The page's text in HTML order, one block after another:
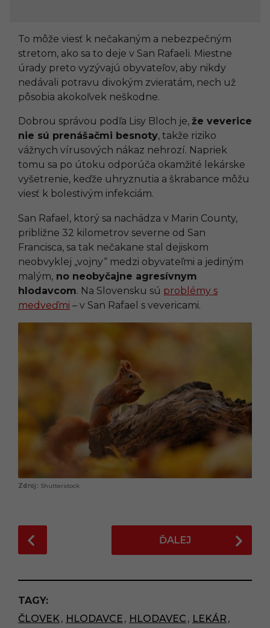
To môže viesť k nečakaným a nebezpečným
stretom, ako sa to deje v San Rafaeli. Miestne
úrady preto vyzývajú obyvateľov, aby nikdy
nedávali potravu divokým zvieratám, nech už
pôsobia akokoľvek neškodne.
Dobrou správou podľa Lisy Bloch je, že veverice
nie sú prenášačmi besnoty, takže riziko
vážnych vírusových nákaz nehrozí. Napriek
tomu sa po útoku odporúča okamžité lekárske
vyšetrenie, keďže uhryznutia a škrabance môžu
viesť k bolestivým infekciám.
San Rafael, ktorý sa nachádza v Marin County,
približne 32 kilometrov severne od San
Francisca, sa tak nečakane stal dejiskom
neobvyklej „vojny“ medzi obyvateľmi a jediným
malým, no neobyčajne agresívnym
hlodavcom. Na Slovensku sú problémy s
medveďmi – v San Rafael s vevericami.
Shutterstock
o
t
P
a
ĎALEJ
TAGY:
ČLOVEK, HLODAVCE , HLODAVEC , LEKÁR ,